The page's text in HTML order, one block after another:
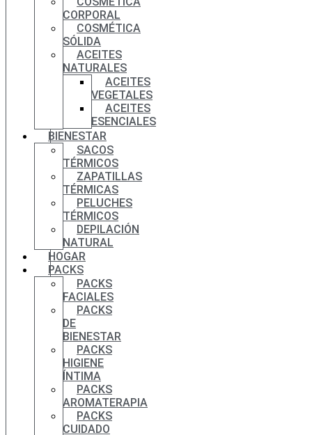
CORPORAL
COSMÉTICA
SÓLIDA
ACEITES
NATURALES
ACEITES
VEGETALES
ACEITES
ESENCIALES
BIENESTAR
SACOS
TÉRMICOS
ZAPATILLAS
TÉRMICAS
PELUCHES
TÉRMICOS
DEPILACIÓN
NATURAL
HOGAR
PACKS
PACKS
FACIALES
PACKS
DE
BIENESTAR
PACKS
HIGIENE
ÍNTIMA
PACKS
AROMATERAPIA
PACKS
CUIDADO